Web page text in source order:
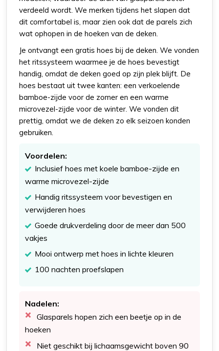
verdeeld wordt. We merken tijdens het slapen dat
dit comfortabel is, maar zien ook dat de parels zich
wat ophopen in de hoeken van de deken.
Je ontvangt een gratis hoes bij de deken. We vonden
het ritssysteem waarmee je de hoes bevestigt
handig, omdat de deken goed op zijn plek blijft. De
hoes bestaat uit twee kanten: een verkoelende
bamboe-zijde voor de zomer en een warme
microvezel-zijde voor de winter. We vonden dit
prettig, omdat we de deken zo elk seizoen konden
gebruiken.
Voordelen:
Inclusief hoes met koele bamboe-zijde en
warme microvezel-zijde
Handig ritssysteem voor bevestigen en
verwijderen hoes
Goede drukverdeling door de meer dan 500
vakjes
Mooi ontwerp met hoes in lichte kleuren
100 nachten proefslapen
Nadelen:
Glasparels hopen zich een beetje op in de
hoeken
Niet geschikt bij lichaamsgewicht boven 90